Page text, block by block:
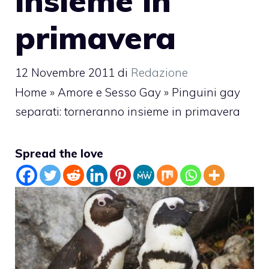
primavera
12 Novembre 2011 di Redazione
Home » Amore e Sesso Gay » Pinguini gay
separati: torneranno insieme in primavera
Spread the love